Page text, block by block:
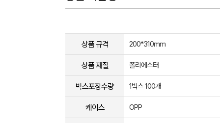
상품 규격 200*310mm
상품 재질 폴리에스터
박스포장수량 1박스 100개
케이스 OPP